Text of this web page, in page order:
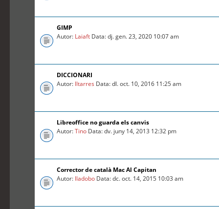
GIMP
Autor: Laiaft Data: dj. gen. 23, 2020 10:07 am
DICCIONARI
Autor: lltarres Data: dl. oct. 10, 2016 11:25 am
Libreoffice no guarda els canvis
Autor:Tino Data: dv. juny 14, 2013 12:32 pm
Corrector de català Mac Al Capitan
Autor: lladobo Data: dc. oct. 14, 2015 10:03 am